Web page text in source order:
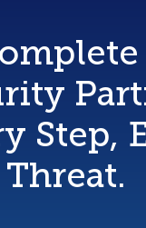
Step,
Threat.